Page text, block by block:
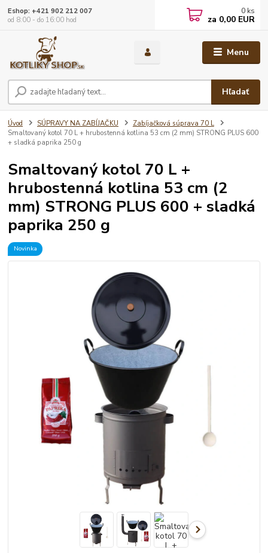
Menu
Hľadať
Eshop: +421 902 212 007
od 8:00 - do 16:00 hod
0 ks
za 0,00 EUR
Úvod SÚPRAVY NA ZABÍJAČKU
Zabíjačková súprava 70 L
Smaltovaný kotol 70 L + hrubostenná kotlina 53 cm (2 mm) STRONG PLUS 600
+ sladká paprika 250 g
Smaltovaný kotol 70 L +
hrubostenná kotlina 53 cm (2
mm) STRONG PLUS 600 + sladká
paprika 250 g
Novinka